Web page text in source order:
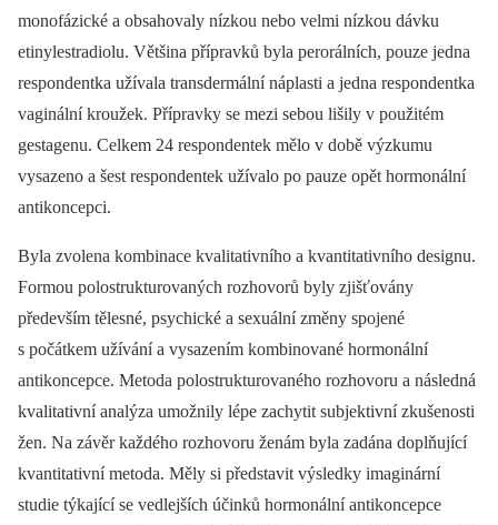
monofázické a obsahovaly nízkou nebo velmi nízkou dávku
etinylestradiolu. Většina přípravků byla perorálních, pouze jedna
respondentka užívala transdermální náplasti a jedna respondentka
vaginální kroužek. Přípravky se mezi sebou lišily v použitém
gestagenu. Celkem 24 respondentek mělo v době výzkumu
vysazeno a šest respondentek užívalo po pauze opět hormonální
antikoncepci.
Byla zvolena kombinace kvalitativního a kvantitativního designu.
Formou polostrukturovaných rozhovorů byly zjišťovány
především tělesné, psychické a sexuální změny spojené
s počátkem užívání a vysazením kombinované hormonální
antikoncepce. Metoda polostrukturovaného rozhovoru a následná
kvalitativní analýza umožnily lépe zachytit subjektivní zkušenosti
žen. Na závěr každého rozhovoru ženám byla zadána doplňující
kvantitativní metoda. Měly si představit výsledky imaginární
studie týkající se vedlejších účinků hormonální antikoncepce